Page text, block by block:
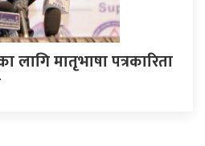
मातृभाषा पत्रकारिता